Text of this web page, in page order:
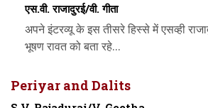
एस.वी. राजादुरई/वी. गीता
अपने इंटरव्यू के इस तीसरे हिस्से में एसव्ही
भूषण रावत को बता रहे...
Periyar and Dalits